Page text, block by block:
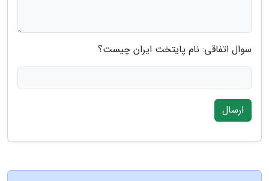
سوال اتفاقی: نام پایتخت ایران چیست؟
ارسال